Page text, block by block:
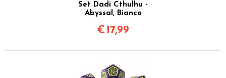
Set Dadi Cthulhu -
Abyssal, Bianco
€ 17,99